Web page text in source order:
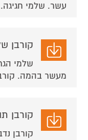
עשר. שלמי
קורבן
שלמי
מעשר בהמה.
קורבן
קורבן